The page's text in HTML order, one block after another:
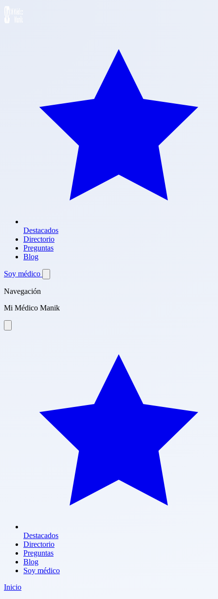
Destacados
Directorio
Preguntas
Blog
Soy médico
Navegación
Mi Médico Manik
Destacados
Directorio
Preguntas
Blog
Soy médico
Inicio